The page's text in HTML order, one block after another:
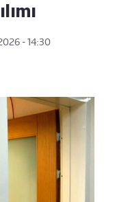
- 14:30